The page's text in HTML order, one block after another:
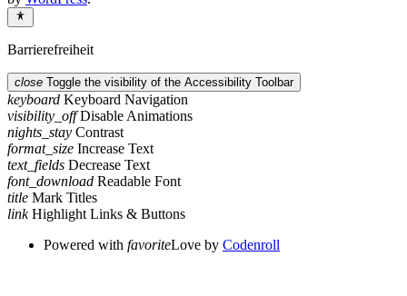
Barrierefreiheit
close Toggle the visibility of the Accessibility Toolbar
keyboard Keyboard Navigation
visibility_off Disable Animations
nights_stay Contrast
format_size Increase Text
text_fields Decrease Text
font_download Readable Font
title Mark Titles
link Highlight Links & Buttons
Powered with favoriteLove by Codenroll